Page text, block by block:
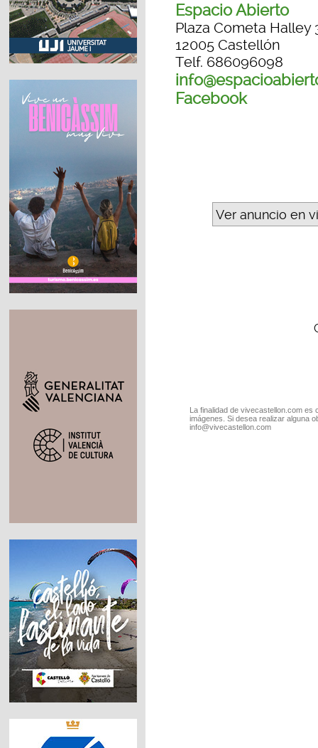
Espacio Abierto
Plaza Cometa Halley
12005 Castellón
Telf. 686096098
Facebook
Ver anuncio en
La finalidad de vivecastellon.com
imágenes. Si desea realizar alguna
info@vivecastellon.com